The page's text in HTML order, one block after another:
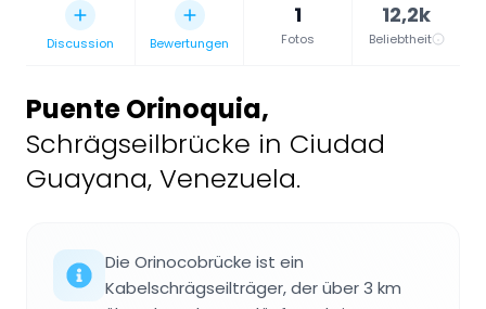
Discussion Bewertungen
1
Fotos
12,2k
Beliebtheit
Puente Orinoquia,
Schrägseilbrücke in Ciudad
Guayana, Venezuela.
Die Orinocobrücke ist ein
Kabelschrägseilträger, der über 3 km